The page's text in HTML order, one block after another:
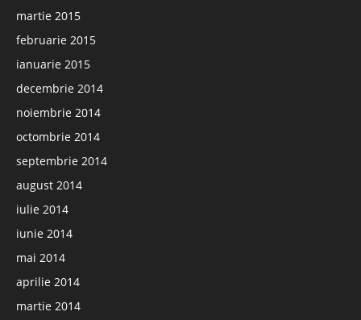
martie 2015
februarie 2015
ianuarie 2015
decembrie 2014
noiembrie 2014
octombrie 2014
septembrie 2014
august 2014
iulie 2014
iunie 2014
mai 2014
aprilie 2014
martie 2014